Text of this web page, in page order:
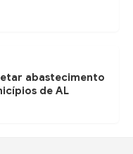
abastecimento
de AL